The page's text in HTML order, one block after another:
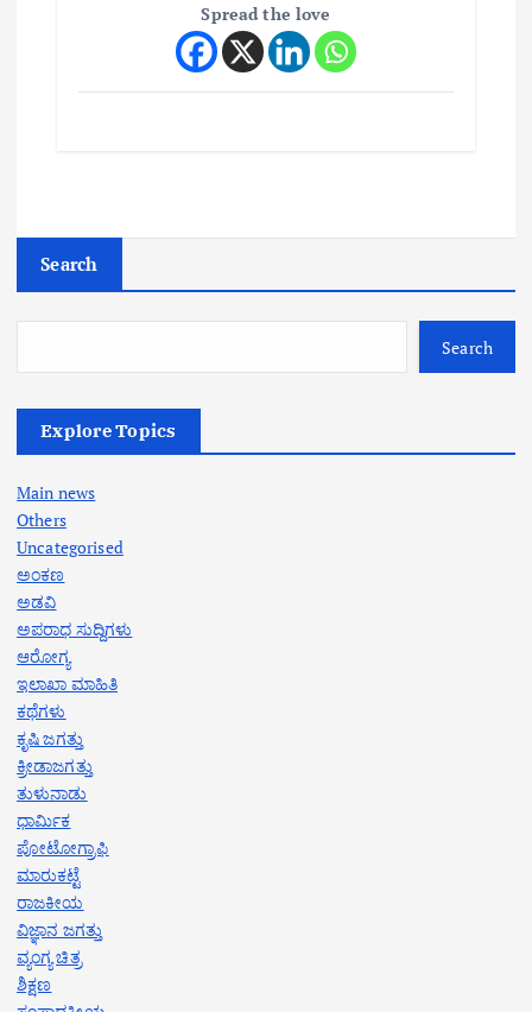
Spread the love
Search
Search
Explore Topics
Main news
Others
Uncategorised
ಅಂಕಣ
ಅಡವಿ
ಅಪರಾಧ ಸುದ್ದಿಗಳು
ಆರೋಗ್ಯ
ಇಲಾಖಾ ಮಾಹಿತಿ
ಕಥೆಗಳು
ಕೃಷಿ ಜಗತ್ತು
ಕ್ರೀಡಾಜಗತ್ತು
ತುಳುನಾಡು
ಧಾರ್ಮಿಕ
ಪೋಟೋಗ್ರಾಫಿ
ಮಾರುಕಟ್ಟೆ
ರಾಜಕೀಯ
ವಿಜ್ಞಾನ ಜಗತ್ತು
ವ್ಯಂಗ್ಯ ಚಿತ್ರ
ಶಿಕ್ಷಣ